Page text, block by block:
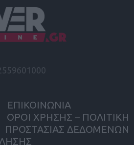
ΕΠΙΚΟΙΝΩΝΙΑ
ΟΡΟΙ ΧΡΗΣΗΣ – ΠΟΛΙΤΙΚΗ
ΠΡΟΣΤΑΣΙΑΣ ΔΕΔΟΜΕΝΩΝ